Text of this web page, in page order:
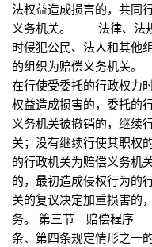
法权益造成损害的，共同
义务机关。 法律、法规
时侵犯公民、法人和其他
的组织为赔偿义务机关
在行使受委托的行政权力
权益造成损害的，委托
义务机关被撤销的，继续
关；没有继续行使其职权
的行政机关为赔偿义务
的，最初造成侵权行为的
关的复议决定加重损害的
务。 第三节 赔偿程序
条、第四条规定情形之